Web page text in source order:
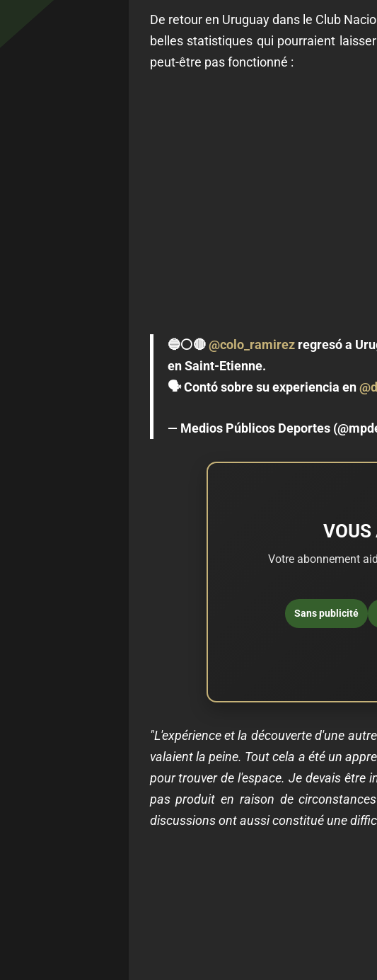
De retour en Uruguay dans le Club
belles statistiques qui pourraient
peut-être pas fonctionné :
🔵⚪🔴@colo_ramirezregresó a
en Saint-Etienne.
🗣️ Contó sobre su experiencia en
— Medios Públicos Deportes
VOUS
Votre abonnement
Sans publicité
"L'expérience et la découverte d'une
valaient la peine. Tout cela a été un
pour trouver de l'espace. Je devais être
pas produit en raison de
discussions ont aussi constitué une